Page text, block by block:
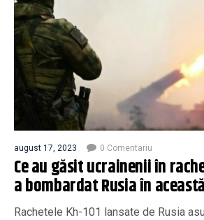
august 17, 2023 0 Comentariu
Ce au găsit ucrainenii în
a bombardat Rusia în
Rachetele Kh-101 lansate de Rusia